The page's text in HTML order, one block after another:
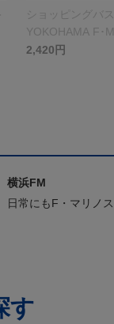
ショッピングバ
YOKOHAMA F･
＞ホワイト
2,420円
横浜FM
日常にもF・マリノ
す